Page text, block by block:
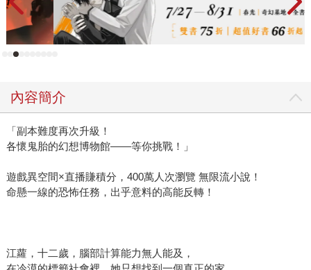
內容簡介
「副本難度再次升級！
各懷鬼胎的幻想博物館——等你挑戰！」
遊戲異空間×直播賺積分，400萬人次瀏覽 無限流小說！
命懸一線的恐怖任務，出乎意料的高能反轉！
江蘿，十二歲，腦部計算能力無人能及，